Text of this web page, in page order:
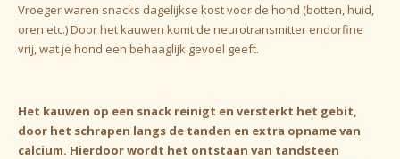
Vroeger waren snacks dagelijkse kost voor de hond (botten, huid,
oren etc.) Door het kauwen komt de neurotransmitter endorfine
vrij, wat je hond een behaaglijk gevoel geeft.
Het kauwen op een snack reinigt en versterkt het gebit,
door het schrapen langs de tanden en extra opname van
calcium. Hierdoor wordt het ontstaan van tandsteen